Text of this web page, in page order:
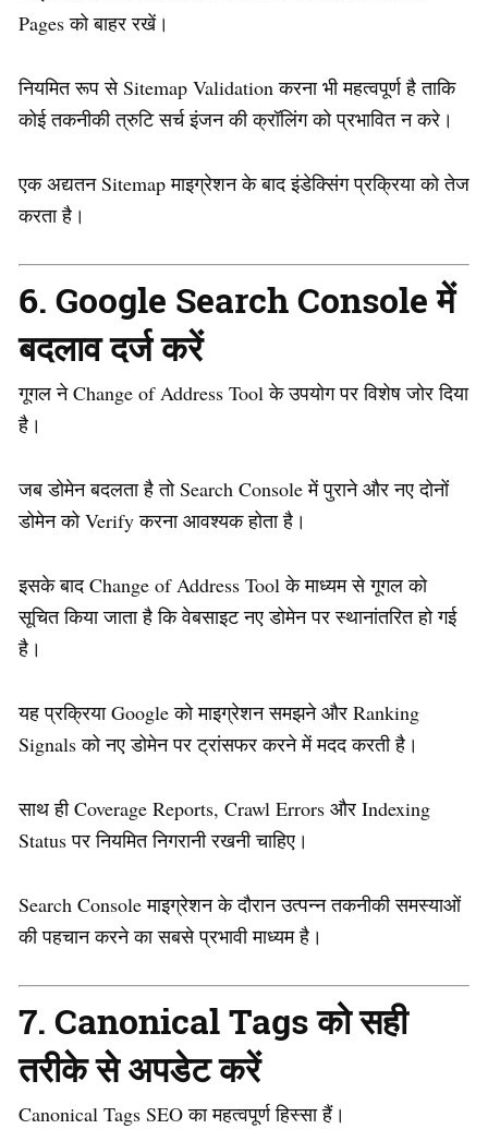
Pages को बाहर रखें।
नियमित रूप से Sitemap Validation करना भी महत्वपूर्ण है ताकि
कोई तकनीकी त्रुटि सर्च इंजन की क्रॉलिंग को प्रभावित न करे।
एक अद्यतन Sitemap माइग्रेशन के बाद इंडेक्सिंग प्रक्रिया को तेज
करता है।
6. Google Search Console में
बदलाव दर्ज करें
गूगल ने Change of Address Tool के उपयोग पर विशेष जोर दिया
है।
जब डोमेन बदलता है तो Search Console में पुराने और नए दोनों
डोमेन को Verify करना आवश्यक होता है।
इसके बाद Change of Address Tool के माध्यम से गूगल को
सूचित किया जाता है कि वेबसाइट नए डोमेन पर स्थानांतरित हो गई
है।
यह प्रक्रिया Google को माइग्रेशन समझने और Ranking
Signals को नए डोमेन पर ट्रांसफर करने में मदद करती है।
साथ ही Coverage Reports, Crawl Errors और Indexing
Status पर नियमित निगरानी रखनी चाहिए।
Search Console माइग्रेशन के दौरान उत्पन्न तकनीकी समस्याओं
की पहचान करने का सबसे प्रभावी माध्यम है।
7. Canonical Tags को सही
तरीके से अपडेट करें
Canonical Tags SEO का महत्वपूर्ण हिस्सा हैं।